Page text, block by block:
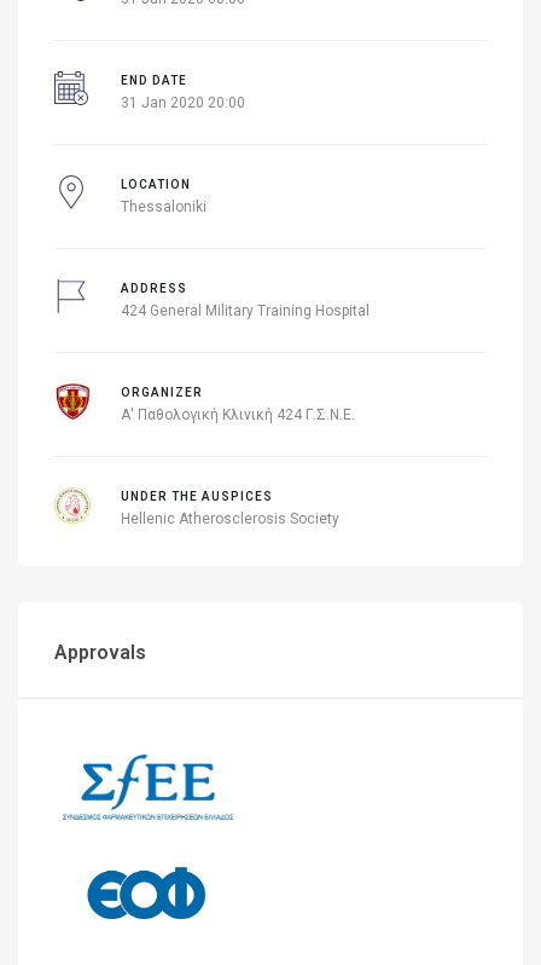
END DATE
31 Jan 2020 20:00
LOCATION
Thessaloniki
ADDRESS
424 General Military Training Hospital
ORGANIZER
Α' Παθολογική Κλινική 424 Γ.Σ.Ν.Ε.
UNDER THE AUSPICES
Hellenic Atherosclerosis Society
Approvals